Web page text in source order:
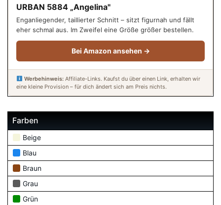
URBAN 5884 „Angelina"
Enganliegender, taillierter Schnitt – sitzt figurnah und fällt
eher schmal aus. Im Zweifel eine Größe größer bestellen.
Bei Amazon ansehen →
Werbehinweis:Affiliate-Links. Kaufst du über einen Link, erhalten wir
eine kleine Provision – für dich ändert sich am Preis nichts.
Farben
Beige
Blau
Braun
Grau
Grün